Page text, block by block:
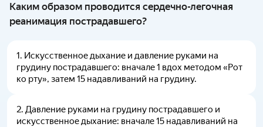
Каким образом проводится сердечно-легочная
реанимация пострадавшего?
1. Искусственное дыхание и давление руками на
грудину пострадавшего: вначале 1 вдох методом «Рот
ко рту», затем 15 надавливаний на грудину.
2. Давление руками на грудину пострадавшего и
искусственное дыхание: вначале 15 надавливаний на